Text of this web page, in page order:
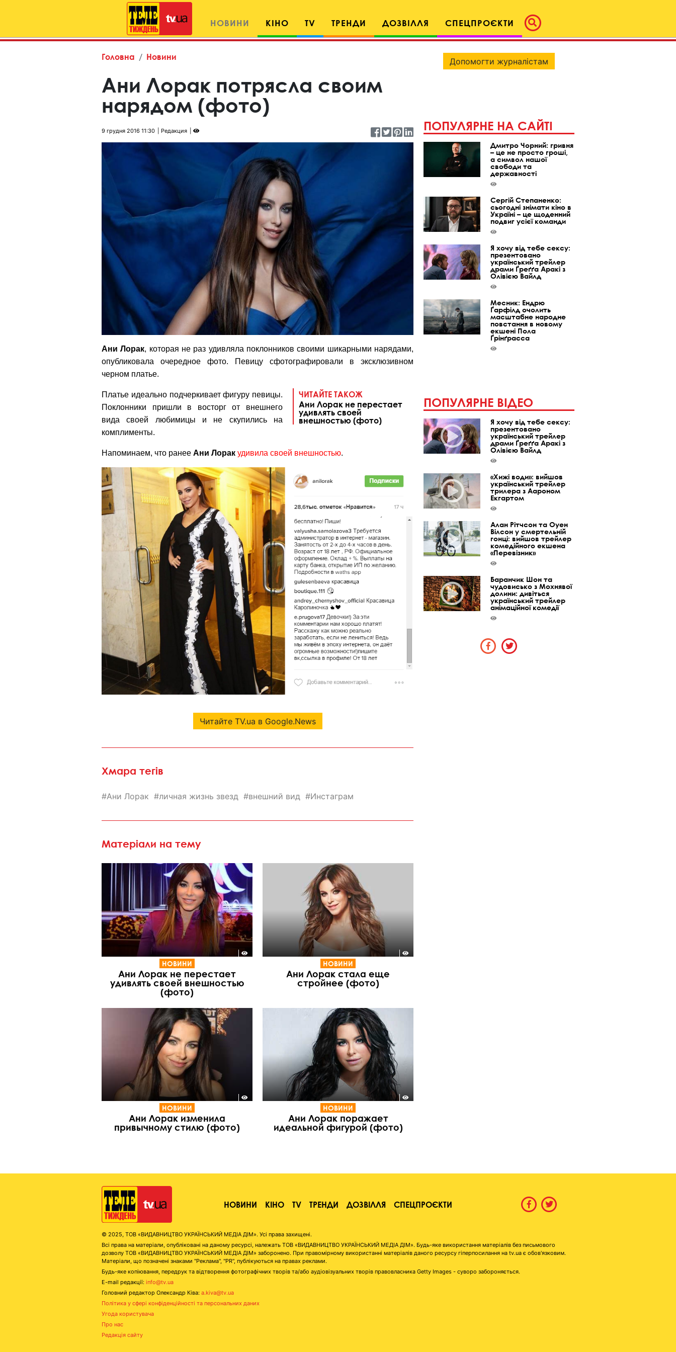
НОВИНИ КІНО TV ТРЕНДИ ДОЗВІЛЛЯ СПЕЦПРОЄКТИ
Головна Новини
Ани Лорак потрясла своим
нарядом (фото)
9 грудня 2016 11:30 Редакция
Ани Лорак, которая не раз удивляла поклонников своими шикарными нарядами,
опубликовала очередное фото. Певицу сфотографировали в эксклюзивном
черном платье.
ЧИТАЙТЕ ТАКОЖ
Ани Лорак не перестает
удивлять своей
внешностью (фото)
Платье идеально подчеркивает фигуру певицы.
Поклонники пришли в восторг от внешнего
вида своей любимицы и не скупились на
комплименты.
Напоминаем, что ранее Ани Лорак удивила своей внешностью.
Читайте TV.ua в Google.News
Хмара тегів
Ани Лорак личная жизнь звезд внешний вид Инстаграм
Матеріали на тему
НОВИНИ
Ани Лорак не перестает
удивлять своей внешностью
(фото)
НОВИНИ
Ани Лорак стала еще
стройнее (фото)
НОВИНИ
Ани Лорак изменила
привычному стилю (фото)
НОВИНИ
Ани Лорак поражает
идеальной фигурой (фото)
Допомогти журналістам
ПОПУЛЯРНЕ НА САЙТІ
Дмитро Чорний: гривня
– це не просто гроші,
а символ нашої
свободи та
державності
Сергій Степаненко:
сьогодні знімати кіно в
Україні – це щоденний
подвиг усієї команди
Я хочу від тебе сексу:
презентовано
український трейлер
драми Ґреґґа Аракі з
Олівією Вайлд
Месник: Ендрю
Ґарфілд очолить
масштабне народне
повстання в новому
екшені Пола
Ґрінґрасса
ПОПУЛЯРНЕ ВІДЕО
Я хочу від тебе сексу:
презентовано
український трейлер
драми Ґреґґа Аракі з
Олівією Вайлд
«Хижі води»: вийшов
український трейлер
трилера з Аароном
Екгартом
Алан Рітчсон та Оуен
Вілсон у смертельній
гонці: вийшов трейлер
комедійного екшена
«Перевізник»
Баранчик Шон та
чудовисько з Мохнявої
долини: дивіться
український трейлер
анімаційної комедії
НОВИНИ КІНО TV ТРЕНДИ ДОЗВІЛЛЯ СПЕЦПРОЄКТИ
© 2025, ТОВ «ВИДАВНИЦТВО УКРАЇНСЬКИЙ МЕДІА ДІМ». Усі права захищені.
Всі права на матеріали, опубліковані на даному ресурсі, належать ТОВ «ВИДАВНИЦТВО УКРАЇНСЬКИЙ МЕДІА ДІМ». Будь-яке використання матеріалів без письмового
дозволу ТОВ «ВИДАВНИЦТВО УКРАЇНСЬКИЙ МЕДІА ДІМ» заборонено. При правомірному використанні матеріалів даного ресурсу гіперпосилання на tv.ua є обов'язковим.
Матеріали, що позначені знаками "Реклама", "PR", публікуються на правах реклами.
Будь-яке копіювання, передрук та відтворення фотографічних творів та/або аудіовізуальних творів правовласника Getty Images - суворо забороняється.
E-mail редакції: info@tv.ua
Головний редактор Олександр Ківа: a.kiva@tv.ua
Політика у сфері конфіденційності та персональних даних
Угода користувача
Про нас
Редакція сайту